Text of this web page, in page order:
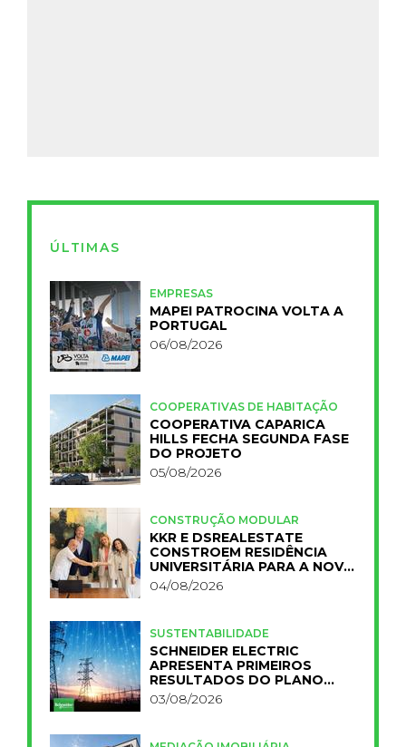
ÚLTIMAS
EMPRESAS
MAPEI PATROCINA VOLTA A
PORTUGAL
06/08/2026
COOPERATIVAS DE HABITAÇÃO
COOPERATIVA CAPARICA
HILLS FECHA SEGUNDA FASE
DO PROJETO
05/08/2026
CONSTRUÇÃO MODULAR
KKR E DSREALESTATE
CONSTROEM RESIDÊNCIA
UNIVERSITÁRIA PARA A NOVA
FCT
04/08/2026
SUSTENTABILIDADE
SCHNEIDER ELECTRIC
APRESENTA PRIMEIROS
RESULTADOS DO PLANO
IMPACT 2030
03/08/2026